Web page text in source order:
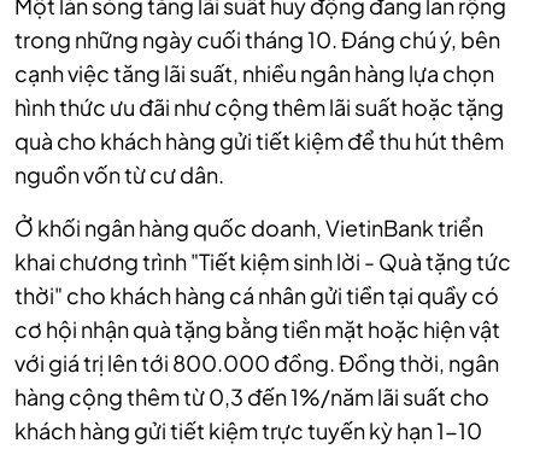
trong những ngày cuối tháng 10. Đáng chú ý, bên
cạnh việc tăng lãi suất, nhiều ngân hàng lựa chọn
hình thức ưu đãi như cộng thêm lãi suất hoặc tặng
quà cho khách hàng gửi tiết kiệm để thu hút thêm
nguồn vốn từ cư dân.
Ở khối ngân hàng quốc doanh, VietinBank triển
khai chương trình "Tiết kiệm sinh lời - Quà tặng tức
thời" cho khách hàng cá nhân gửi tiền tại quầy có
cơ hội nhận quà tặng bằng tiền mặt hoặc hiện vật
với giá trị lên tới 800.000 đồng. Đồng thời, ngân
hàng cộng thêm từ 0,3 đến 1%/năm lãi suất cho
khách hàng gửi tiết kiệm trực tuyến kỳ hạn 1-10